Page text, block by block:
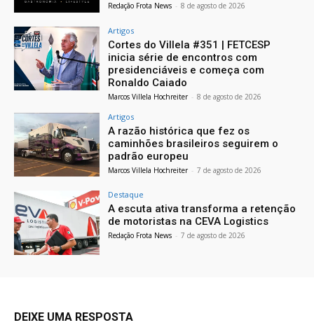
Redação Frota News - 8 de agosto de 2026
Artigos
Cortes do Villela #351 | FETCESP
inicia série de encontros com
presidenciáveis e começa com
Ronaldo Caiado
Marcos Villela Hochreiter - 8 de agosto de 2026
Artigos
A razão histórica que fez os
caminhões brasileiros seguirem o
padrão europeu
Marcos Villela Hochreiter - 7 de agosto de 2026
Destaque
A escuta ativa transforma a retenção
de motoristas na CEVA Logistics
Redação Frota News - 7 de agosto de 2026
DEIXE UMA RESPOSTA